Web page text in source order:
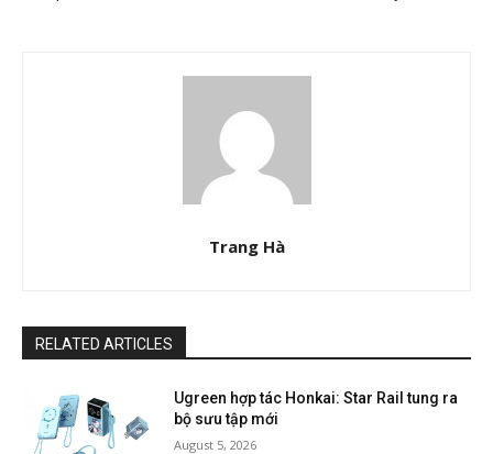
Trang Hà
RELATED ARTICLES
Ugreen hợp tác Honkai: Star Rail tung ra
bộ sưu tập mới
August 5, 2026